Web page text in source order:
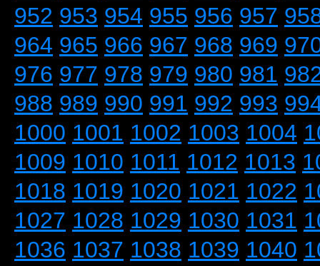
952 953 954 955 956 957
964 965 966 967 968 969
976 977 978 979 980 981
988 989 990 991 992 993
1000 1001 1002 1003 1004
1009 1010 1011 1012 1013
1018 1019 1020 1021 1022
1027 1028 1029 1030 1031
1036 1037 1038 1039 1040